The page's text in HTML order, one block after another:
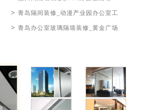
> 青岛隔间装修_动漫产业园办公室工
> 青岛办公室玻璃隔墙装修_黄金广场